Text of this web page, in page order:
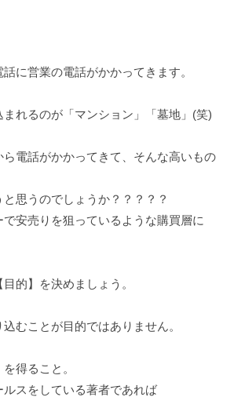
営業の電話がかかってきます。
るのが「マンション」「墓地」(笑)
話がかかってきて、そんな高いもの
うのでしょうか？？？？？
売りを狙っているような購買層に
】を決めましょう。
ことが目的ではありません。
得ること。
スをしている著者であれば